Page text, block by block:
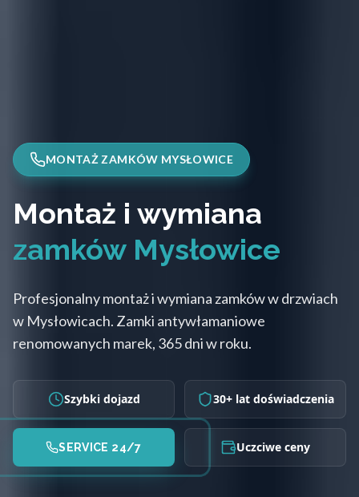
MONTAŻ ZAMKÓW MYSŁOWICE
Montaż i wymiana
zamków Mysłowice
Profesjonalny montaż i wymiana zamków w drzwiach
w Mysłowicach. Zamki antywłamaniowe
renomowanych marek, 365 dni w roku.
Szybki dojazd 30+ lat doświadczenia
SERVICE 24/7 Uczciwe ceny